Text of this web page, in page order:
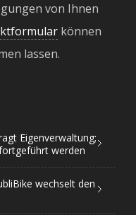
von Ihnen
können
lassen.
Eigenverwaltung;
werden
wechselt den